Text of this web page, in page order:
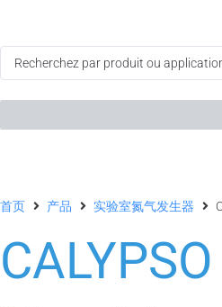
首页 产品 实验室氮气发生器